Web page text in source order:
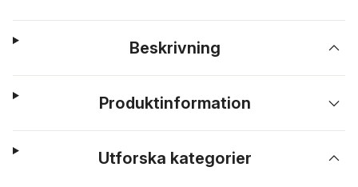
Beskrivning
Produktinformation
Utforska kategorier